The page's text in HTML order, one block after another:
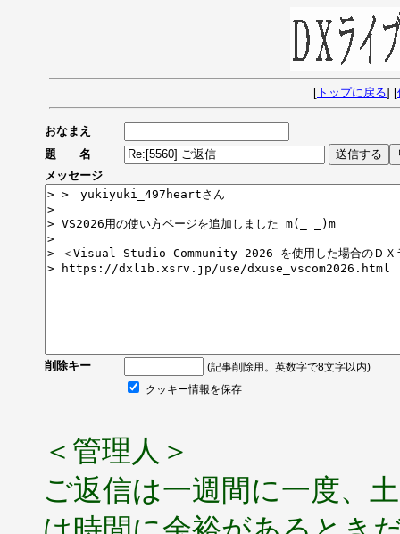
[ トップに戻る] [
おなまえ
題 名
メッセージ
削除キー
(記事削除用。英数字で8文字以内)
クッキー情報を保存
＜管理人＞
ご返信は一週間に一度、